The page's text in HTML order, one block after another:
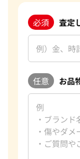
必須 査定
任意 お品